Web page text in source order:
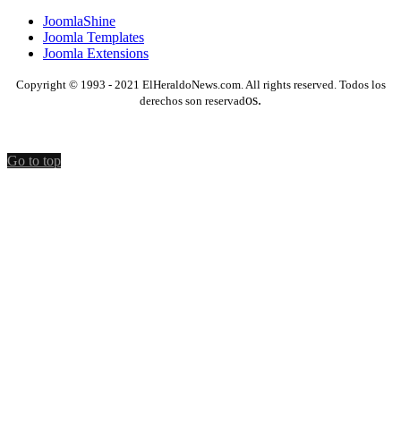
JoomlaShine
Joomla Templates
Joomla Extensions
Copyright © 1993 - 2021 ElHeraldoNews.com. All rights reserved. Todos los
derechos son reservados.
Go to top